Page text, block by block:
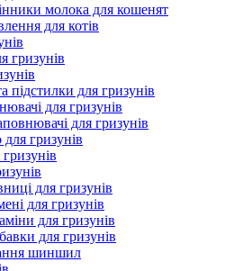
молока для кошенят
для котів
гризунів
підстилки для гризунів
для гризунів
для гризунів
гризунів
для гризунів
для гризунів
для гризунів
для гризунів
шиншил